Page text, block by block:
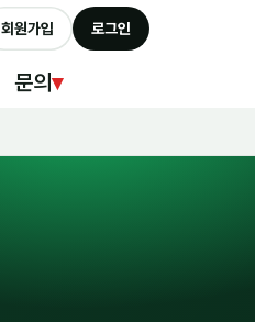
회원가입 로그인
문의▾